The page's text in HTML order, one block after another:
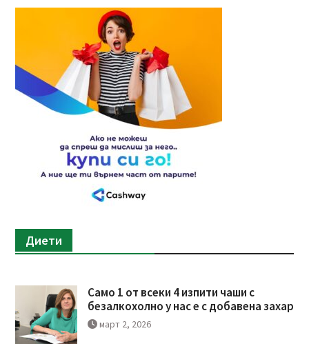
Диети
Само 1 от всеки 4 изпити чаши с
безалкохолно у нас е с добавена захар
март 2, 2026